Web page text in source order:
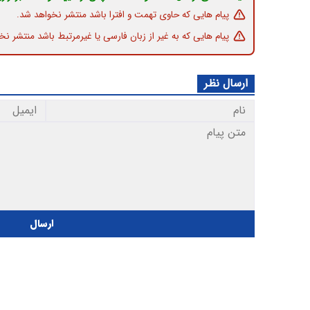
پیام هایی که حاوی تهمت و افترا باشد منتشر نخواهد شد.
پیام هایی که به غیر از زبان فارسی یا غیرمرتبط باشد منتشر
ارسال نظر
ارسال